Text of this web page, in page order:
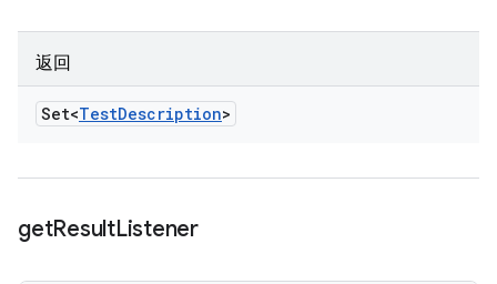
返回
Set<TestDescription>
getResultListener